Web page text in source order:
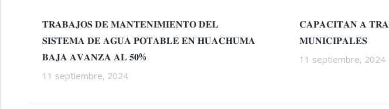
𝐓𝐑𝐀𝐁𝐀𝐉𝐎𝐒 𝐃𝐄 𝐌𝐀𝐍𝐓𝐄𝐍𝐈𝐌𝐈𝐄𝐍𝐓𝐎 𝐃𝐄𝐋
𝐒𝐈𝐒𝐓𝐄𝐌𝐀 𝐃𝐄 𝐀𝐆𝐔𝐀 𝐏𝐎𝐓𝐀𝐁𝐋𝐄 𝐄𝐍 𝐇𝐔𝐀𝐂𝐇𝐔𝐌𝐀
𝐁𝐀𝐉𝐀 𝐀𝐕𝐀𝐍𝐙𝐀 𝐀𝐋 𝟓𝟎%
11 septiembre, 2024
𝐂𝐀𝐏𝐀𝐂𝐈𝐓𝐀𝐍 𝐀
𝐌𝐔𝐍𝐈𝐂𝐈𝐏𝐀𝐋𝐄𝐒
11 septiembre, 2024